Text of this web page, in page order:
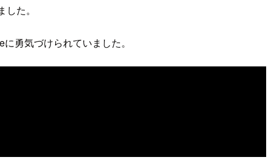
た。
勇気づけられていました。